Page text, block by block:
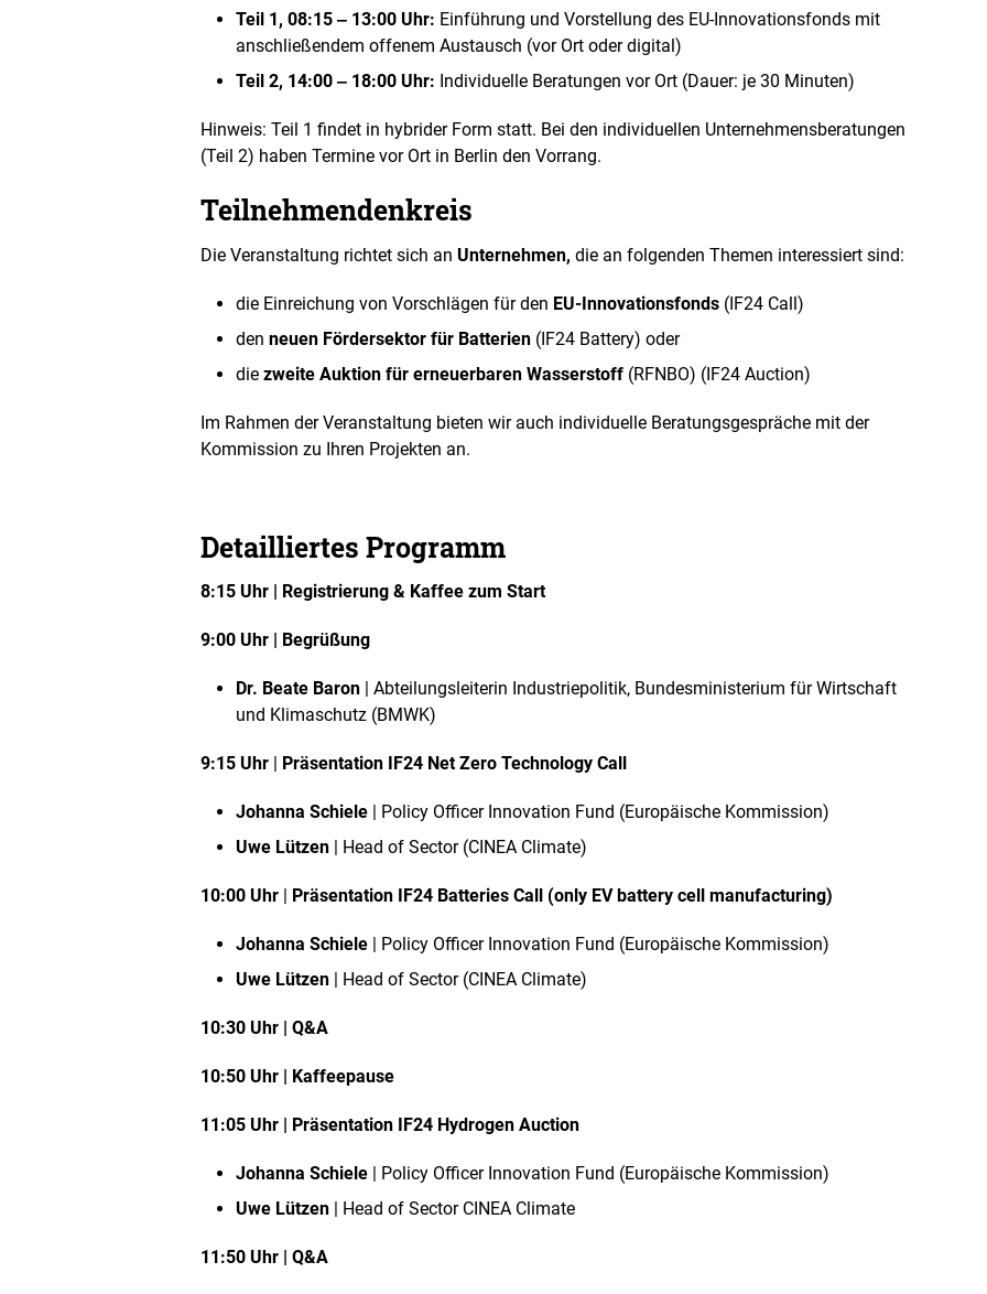
n
g
Teil 1, 08:15 ‒ 13:00 Uhr: Einführung und Vorstellung des EU-Innovationsfonds mit
anschließendem offenem Austausch (vor Ort oder digital)
Teil 2, 14:00 ‒ 18:00 Uhr: Individuelle Beratungen vor Ort (Dauer: je 30 Minuten)
Hinweis: Teil 1 findet in hybrider Form statt. Bei den individuellen Unternehmensberatungen
(Teil 2) haben Termine vor Ort in Berlin den Vorrang.
Teilnehmendenkreis
Die Veranstaltung richtet sich an Unternehmen, die an folgenden Themen interessiert sind:
die Einreichung von Vorschlägen für den EU-Innovationsfonds (IF24 Call)
den neuen Fördersektor für Batterien (IF24 Battery) oder
die zweite Auktion für erneuerbaren Wasserstoff (RFNBO) (IF24 Auction)
Im Rahmen der Veranstaltung bieten wir auch individuelle Beratungsgespräche mit der
Kommission zu Ihren Projekten an.
Detailliertes Programm
8:15 Uhr | Registrierung & Kaffee zum Start
9:00 Uhr | Begrüßung
Dr. Beate Baron | Abteilungsleiterin Industriepolitik, Bundesministerium für Wirtschaft
und Klimaschutz (BMWK)
9:15 Uhr Präsentation IF24 Net Zero Technology Call
Johanna Schiele | Policy Officer Innovation Fund (Europäische Kommission)
Uwe Lützen | Head of Sector (CINEA Climate)
10:00 Uhr Präsentation IF24 Batteries Call (only EV battery cell manufacturing)
Johanna Schiele | Policy Officer Innovation Fund (Europäische Kommission)
Uwe Lützen | Head of Sector (CINEA Climate)
10:30 Uhr | Q&A
10:50 Uhr | Kaffeepause
11:05 Uhr | Präsentation IF24 Hydrogen Auction
Johanna Schiele | Policy Officer Innovation Fund (Europäische Kommission)
Uwe Lützen | Head of Sector CINEA Climate
11:50 Uhr | Q&A